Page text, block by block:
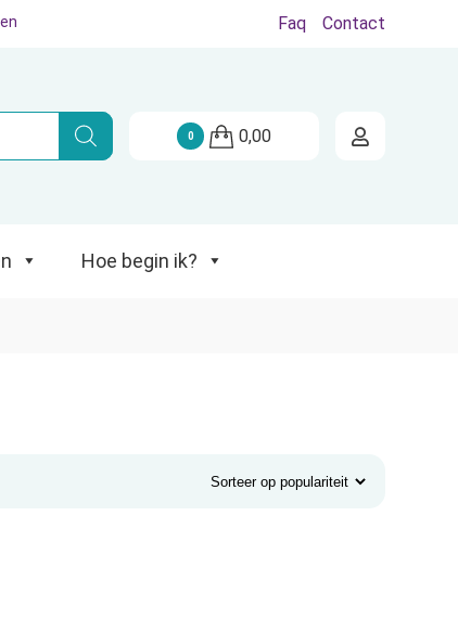
Hoe begin ik?
Faq Contact
0 0,00
Hoe begin ik?